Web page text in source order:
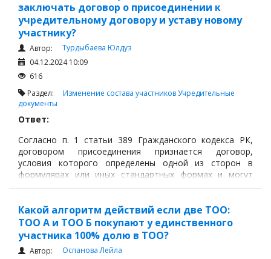
также структурное подразделение юридического лица-
нерезидента, не представившие за налоговый период
по истечении одного года после установленного
настоящим Кодексом срока представления:
заключать договор о присоединении к
учредительному договору и уставу новому
участнику?
Автор:
Турдыбаева Юлдуз
04.12.2024 10:09
616
Раздел: Изменение состава участниковУчредительные
документы
Ответ:
Согласно п. 1 статьи 389 Гражданского кодекса РК,
договором присоединения признается договор,
условия которого определены одной из сторон в
формулярах или иных стандартных формах и могут
быть приняты другой стороной не иначе как путем
Какой алгоритм действий если две ТОО:
ТОО А и ТОО Б покупают у единственного
участника 100% долю в ТОО?
Автор:
Оспанова Лейла